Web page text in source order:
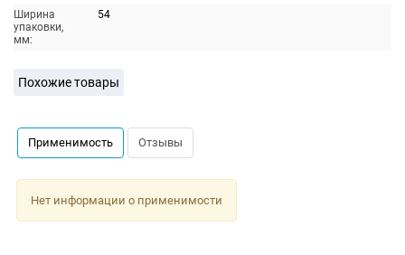
Ширина
упаковки,
мм:
54
Похожие товары
Применимость Отзывы
Нет информации о применимости